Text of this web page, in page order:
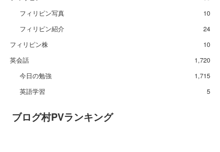
フィリピン写真
10
フィリピン紹介
24
フィリピン株
10
英会話
1,720
今日の勉強
1,715
英語学習
5
ブログ村PVランキング